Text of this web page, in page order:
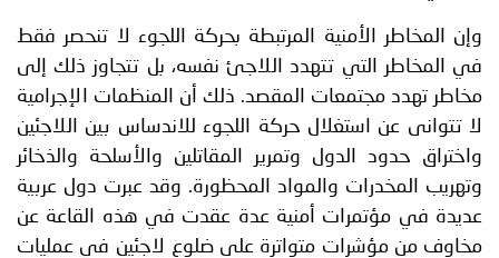
وإن المخاطر الأمنية المرتبطة بحركة اللجوء لا تنحصر فقط
في المخاطر التي تتهدد اللاجئ نفسه، بل تتجاوز ذلك إلى
مخاطر تهدد مجتمعات المقصد. ذلك أن المنظمات الإجرامية
لا تتوانى عن استغلال حركة اللجوء للاندساس بين اللاجئين
واختراق حدود الدول وتمرير المقاتلين والأسلحة والذخائر
وتهريب المخدرات والمواد المحظورة. وقد عبرت دول عربية
عديدة في مؤتمرات أمنية عدة عقدت في هذه القاعة عن
مخاوف من مؤشرات متواترة على ضلوع لاجئين في عمليات